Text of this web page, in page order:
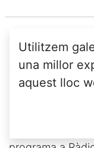
Al 10 de
2 de jul. 2026
Cada tres
hores, s'emet
Utilitzem
una millor
aquest lloc